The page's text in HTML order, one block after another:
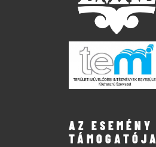
AZ ESEMÉNY
TÁMOGATÓJA